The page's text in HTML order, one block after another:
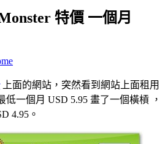
特價 一個月
上面的網站，突然看到網站上面租用
一個月 USD 5.95 畫了一個橫槓 ，
4.95。